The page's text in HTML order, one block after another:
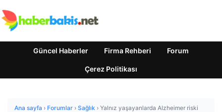
Güncel Haberler Firma Rehberi Forum
Çerez Politikası
Ana sayfa › Forumlar › Sağlık › Yalnız yaşayanlarda Alzheimer riski